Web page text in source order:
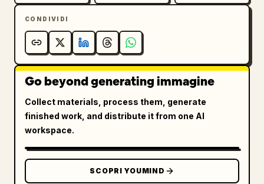
a destra, un pulsante pausa circolare bianco
con "II". Al centro in basso, posiziona 3
pulsanti di istruzioni bianchi arrotondati
con testo grigio-blu: "方向键 / WASD", "空格 /
回车：泡泡" e "Esc 回地图". Rendi l'intera
soffusa, adatta ai bambini, ad alta
saturazione ma bilanciata sui toni pastello,
con un'atmosfera da barriera corallina
fantastica e sognante e una composizione
pulita da casual game.
CONDIVIDI
Go beyond generating immagine
Collect materials, process them, generate
finished work, and distribute it from one AI
workspace.
SCOPRI YOUMIND